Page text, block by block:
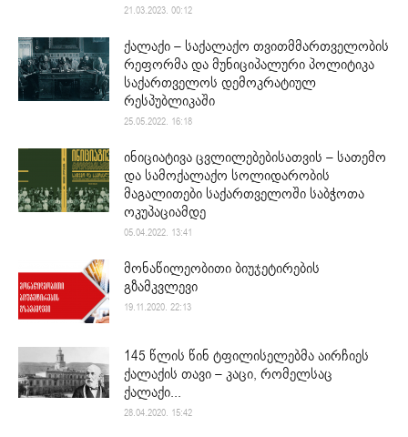
21.03.2023. 00:12
ქალაქი – საქალაქო თვითმმართველობის
რეფორმა და მუნიციპალური პოლიტიკა
საქართველოს დემოკრატიულ
რესპუბლიკაში
25.05.2022. 16:18
ინიციატივა ცვლილებებისათვის – სათემო
და სამოქალაქო სოლიდარობის
მაგალითები საქართველოში საბჭოთა
ოკუპაციამდე
05.04.2022. 13:41
მონაწილეობითი ბიუჯეტირების
გზამკვლევი
19.11.2020. 22:13
145 წლის წინ ტფილისელებმა აირჩიეს
ქალაქის თავი – კაცი, რომელსაც
ქალაქი...
28.04.2020. 15:42